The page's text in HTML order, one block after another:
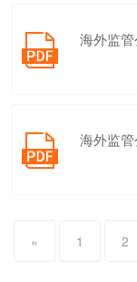
 海外监
 海外监
« 1 2